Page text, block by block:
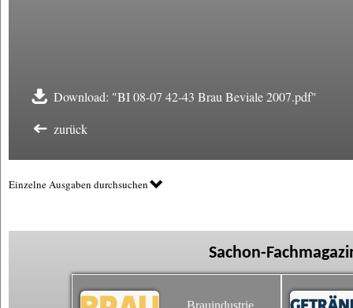
Download: "BI 08-07 42-43 Brau Beviale 2007.pdf"
zurück
Einzelne Ausgaben durchsuchen
Sachon-
Brauindustrie